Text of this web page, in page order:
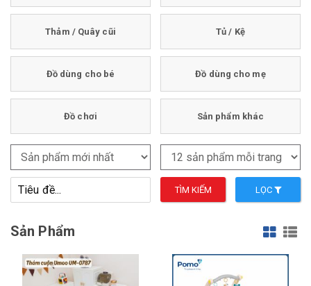
Thảm / Quây cũi Tủ / Kệ
Đồ dùng cho bé Đồ dùng cho mẹ
Đồ chơi Sản phẩm khác
TÌM KIẾM LỌC
Sản Phẩm